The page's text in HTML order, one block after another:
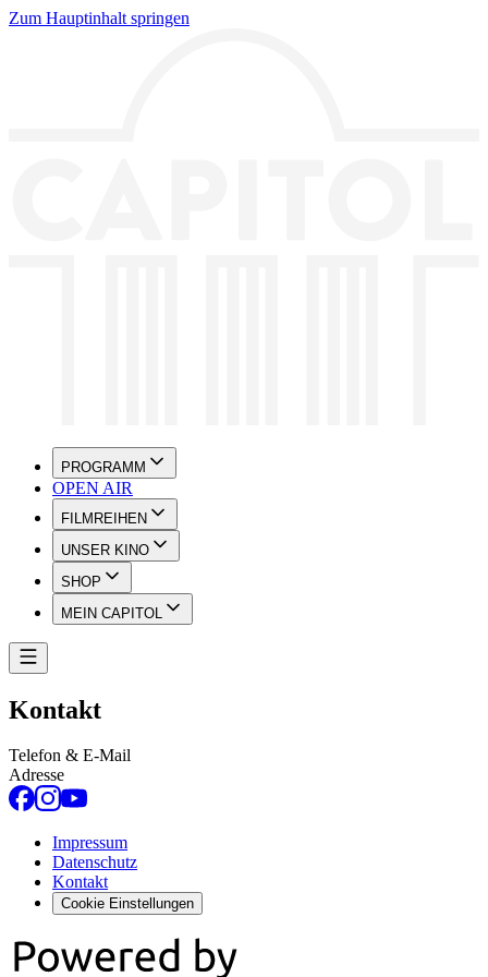
Zum Hauptinhalt springen
PROGRAMM
OPEN AIR
FILMREIHEN
UNSER KINO
SHOP
MEIN CAPITOL
Kontakt
Telefon & E-Mail
Adresse
Impressum
Datenschutz
Kontakt
Cookie Einstellungen